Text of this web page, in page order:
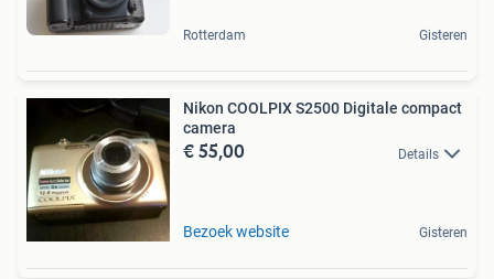
Rotterdam Gisteren
Nikon COOLPIX S2500 Digitale compact
camera
€ 55,00 Details
Bezoek website Gisteren